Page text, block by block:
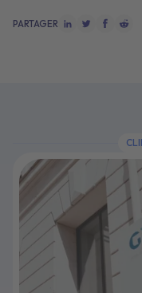
PARTAGER